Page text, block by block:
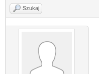
Szukaj